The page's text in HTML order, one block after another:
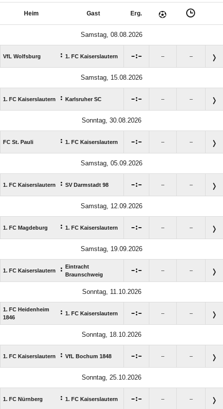
Heim Gast Erg.
Samstag, 08.08.2026
VfL Wolfsburg : 1. FC Kaiserslautern : – –
Samstag, 15.08.2026
1. FC Kaiserslautern : Karlsruher SC : – –
Sonntag, 30.08.2026
FC St. Pauli : 1. FC Kaiserslautern : – –
Samstag, 05.09.2026
1. FC Kaiserslautern : SV Darmstadt 98 : – –
Samstag, 12.09.2026
1. FC Magdeburg : 1. FC Kaiserslautern : – –
Samstag, 19.09.2026
1. FC Kaiserslautern : Eintracht
Braunschweig
: – –
Sonntag, 11.10.2026
1. FC Heidenheim
1846
: 1. FC Kaiserslautern : – –
Sonntag, 18.10.2026
1. FC Kaiserslautern : VfL Bochum 1848 : – –
Sonntag, 25.10.2026
1. FC Nürnberg : 1. FC Kaiserslautern : – –